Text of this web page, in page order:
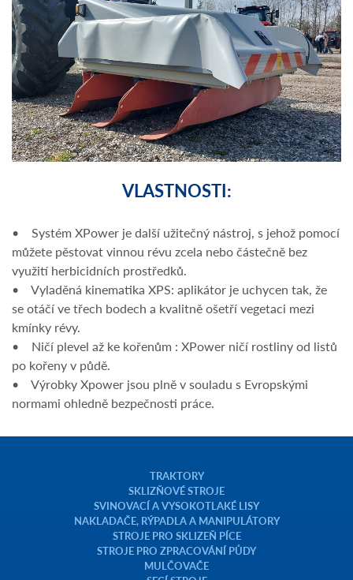
VLASTNOSTI:
• Systém XPower je další užitečný nástroj, s jehož pomocí
můžete pěstovat vinnou révu zcela nebo částečně bez
využití herbicidních prostředků.
• Vyladěná kinematika XPS: aplikátor je uchycen tak, že
se otáčí ve třech bodech a kvalitně ošetří vegetaci mezi
kmínky révy.
• Ničí plevel až ke kořenům : XPower ničí rostliny od listů
po kořeny v půdě.
• Výrobky Xpower jsou plně v souladu s Evropskými
normami ohledně bezpečnosti práce.
TRAKTORY
SKLIZŇOVÉ STROJE
SVINOVACÍ A VYSOKOTLAKÉ LISY
NAKLADAČE, RÝPADLA A MANIPULÁTORY
STROJE PRO SKLIZEŇ PÍCE
STROJE PRO ZPRACOVÁNÍ PŮDY
MULČOVAČE